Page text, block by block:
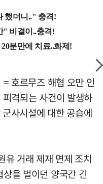
호르무즈 해협 오만 인
격되는 사건이 발생하
사시설에 대한 공습에
유 거래 제재 면제 조치
을 벌이던 양국간 긴